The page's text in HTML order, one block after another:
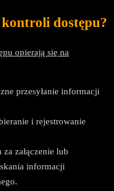
kontroli dostępu?
opierają się na
przesyłanie informacji
i rejestrowanie
załączenie lub
informacji